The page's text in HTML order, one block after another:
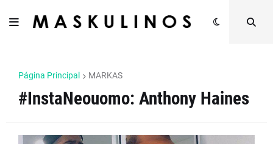
Página Principal MARKAS
#InstaNeouomo: Anthony Haines